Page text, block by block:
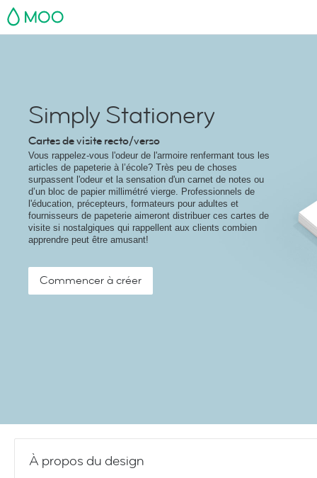
MOO
Simply Stationery
Cartes de visite recto/verso
Vous rappelez-vous l'odeur de l'armoire renfermant tous les
articles de papeterie à l’école? Très peu de choses
surpassent l'odeur et la sensation d'un carnet de notes ou
d’un bloc de papier millimétré vierge. Professionnels de
l'éducation, précepteurs, formateurs pour adultes et
fournisseurs de papeterie aimeront distribuer ces cartes de
visite si nostalgiques qui rappellent aux clients combien
apprendre peut être amusant!
Commencer à créer
À propos du design